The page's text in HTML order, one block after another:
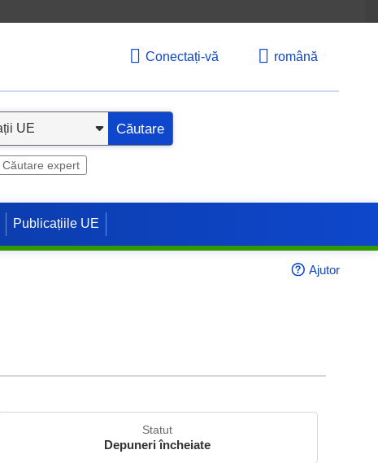
Conectați-vă română
Căutare
Căutare expert
Publicațiile UE
Ajutor
Statut
Depuneri încheiate